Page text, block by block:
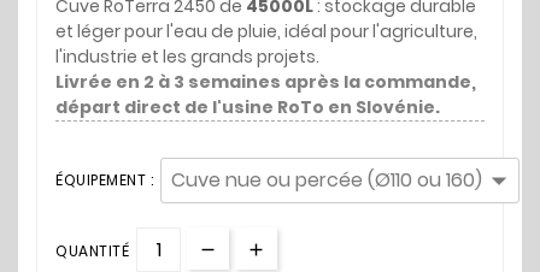
Cuve RoTerra 2450 de 45000L: stockage durable
et léger pour l'eau de pluie, idéal pour l'agriculture,
l'industrie et les grands projets.
Livrée en 2 à 3 semaines après la commande,
départ direct de l'usine RoTo en Slovénie.
ÉQUIPEMENT :
QUANTITÉ